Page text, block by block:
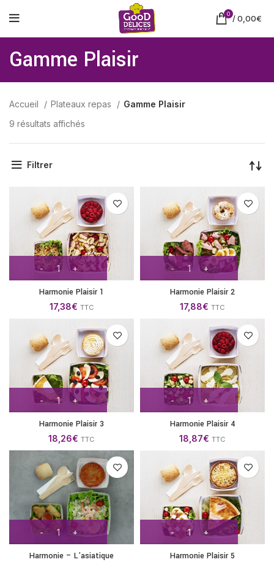
0 /0,00€
Gamme Plaisir
Accueil Plateaux repas
Gamme Plaisir
9 résultats affichés
Filtrer
Harmonie Plaisir 1
17,38€ TTC
Harmonie Plaisir 2
17,88€ TTC
Harmonie Plaisir 3
18,26€ TTC
Harmonie Plaisir 4
18,87€ TTC
Harmonie – L’asiatique Harmonie Plaisir 5